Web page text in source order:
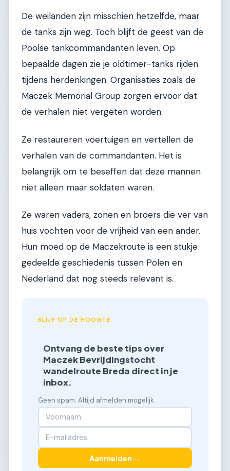
De weilanden zijn misschien hetzelfde, maar
de tanks zijn weg. Toch blijft de geest van de
Poolse tankcommandanten leven. Op
bepaalde dagen zie je oldtimer-tanks rijden
tijdens herdenkingen. Organisaties zoals de
Maczek Memorial Group zorgen ervoor dat
de verhalen niet vergeten worden.
Ze restaureren voertuigen en vertellen de
verhalen van de commandanten. Het is
belangrijk om te beseffen dat deze mannen
niet alleen maar soldaten waren.
Ze waren vaders, zonen en broers die ver van
huis vochten voor de vrijheid van een ander.
Hun moed op de Maczekroute is een stukje
gedeelde geschiedenis tussen Polen en
Nederland dat nog steeds relevant is.
BLIJF OP DE HOOGTE
Ontvang de beste tips over
Maczek Bevrijdingstocht
wandelroute Breda direct in je
inbox.
Geen spam. Altijd afmelden mogelijk.
Aanmelden →